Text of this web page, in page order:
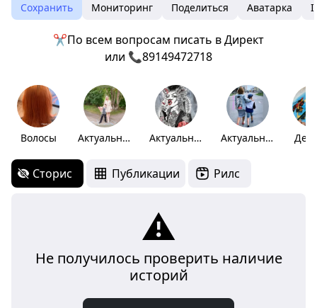
Сохранить Мониторинг Поделиться Аватарка
✂️По всем вопросам писать в Директ
или 📞89149472718
Волосы Актуальное Актуальное Актуальное
Сторис Публикации Рилс
⚠️
Не получилось проверить наличие
историй